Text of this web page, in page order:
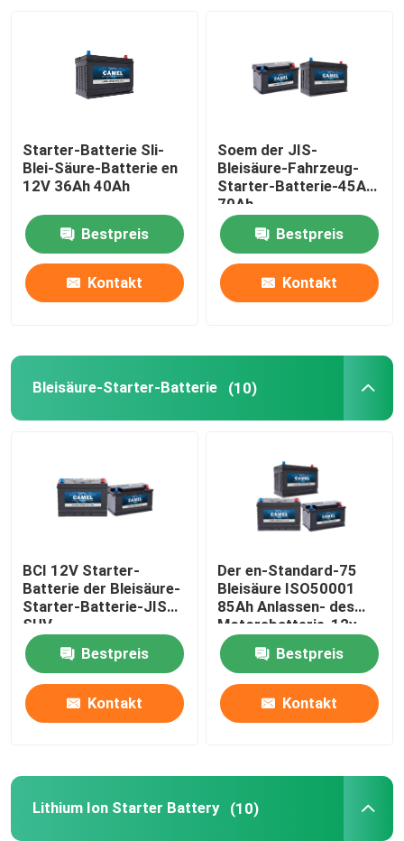
Fabrik-Ausflug
Treten Sie mit uns in Verbindung
Group Website
Starterbatterie
Lithium Ion Starter Battery
Hochleistungs-LKW-Batterie
Bleisäurefreizeitbatterie
Bleisäurezugkraftbatterie
Einem doppelten Zweck dienende Batterie
Starter-Batterie Sli-
Blei-Säure-Batterie en
12V 36Ah 40Ah
Bestpreis
Kontakt
Soem der JIS-
Bleisäure-Fahrzeug-
Starter-Batterie-45Ah
70Ah
Bestpreis
Kontakt
Bleisäure-Starter-Batterie (10)
BCI 12V Starter-
Batterie der Bleisäure-
Starter-Batterie-JIS
SUV
Bestpreis
Kontakt
Der en-Standard-75
Bleisäure ISO50001
85Ah Anlassen- des
Motorsbatterie-12v
80ah
Bestpreis
Kontakt
Lithium Ion Starter Battery (10)